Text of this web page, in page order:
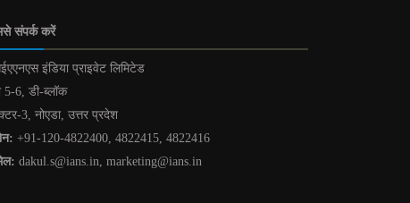
संपर्क करें
इंडिया प्राइवेट लिमिटेड
5-6, डी-ब्लॉक
3, नोएडा, उत्तर प्रदेश
+91-120-4822400, 4822415, 4822416
dakul.s@ians.in, marketing@ians.in